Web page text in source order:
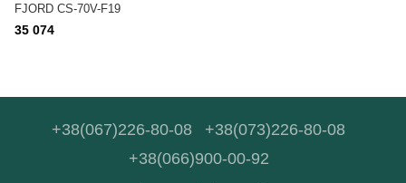
FJORD CS-70V-F19
35 074
+38(067)226-80-08
+38(073)226-80-08
+38(066)900-00-92